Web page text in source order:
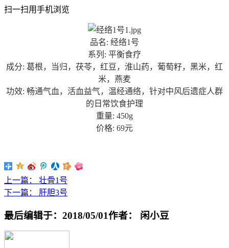
扫一扫用手机浏览
品名: 经络1号
系列: 平衡食疗
成分: 葛根，当归，茯苓，红豆，淮山药，葡萄籽，黑米，红
米，燕麦
功效: 畅通气血，活血益气，温经通络，针对中风后遗症人群
的日常饮食护理
重量: 450g
价格: 69元
上一篇：
壮骨1号
下一篇：
肝胆3号
最后编辑于：2018/05/01作者： 闲小豆